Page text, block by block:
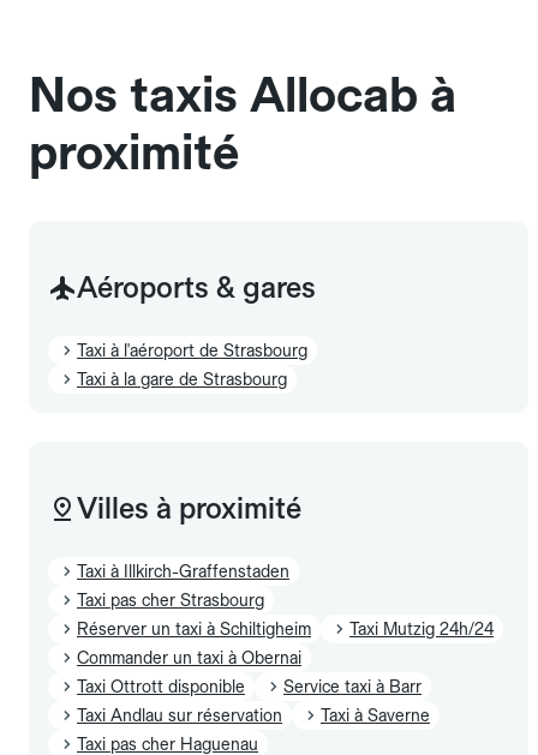
Nos taxis Allocab à
proximité
Aéroports & gares
Taxi à l'aéroport de Strasbourg
Taxi à la gare de Strasbourg
Villes à proximité
Taxi à Illkirch-Graffenstaden
Taxi pas cher Strasbourg
Réserver un taxi à Schiltigheim
Taxi Mutzig 24h/24
Commander un taxi à Obernai
Taxi Ottrott disponible
Service taxi à Barr
Taxi Andlau sur réservation
Taxi à Saverne
Taxi pas cher Haguenau